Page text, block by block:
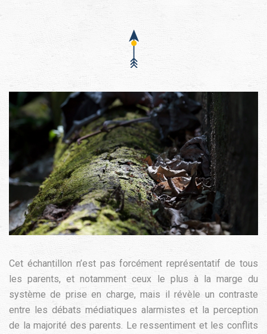
Cet échantillon n’est pas forcément représentatif de tous
les parents, et notamment ceux le plus à la marge du
système de prise en charge, mais il révèle un contraste
entre les débats médiatiques alarmistes et la perception
de la majorité des parents. Le ressentiment et les conflits